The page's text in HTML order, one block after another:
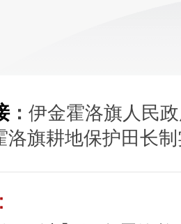
： 伊金霍洛旗人民
洛旗耕地保护田长